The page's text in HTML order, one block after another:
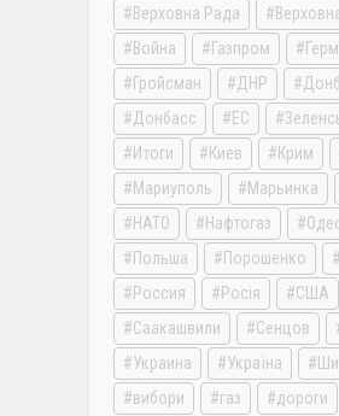
Верховна Рада
Война
Газпром
Гройсман
ДНР
Донбасс
ЕС
Итоги
Киев Крим
Мариуполь
Марьинка
НАТО
Нафтогаз
Польша
Порошенко
Россия
Росія
США
Саакашвили
Сенцов
Украина
Україна
вибори
газ дороги